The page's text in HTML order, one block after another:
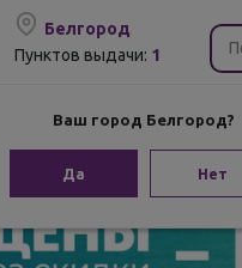
Белгород
Пунктов выдачи: 1
Ваш город Белгород?
Да Нет